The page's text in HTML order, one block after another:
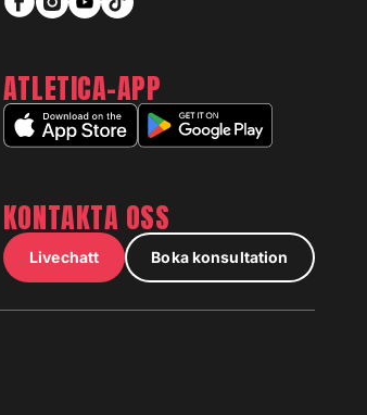
ATLETICA-APP
KONTAKTA OSS
Livechatt Boka konsultation